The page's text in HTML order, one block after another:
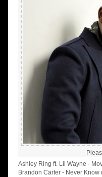
Ashley Ring ft. Lil Wayne -
Brandon Carter - Never